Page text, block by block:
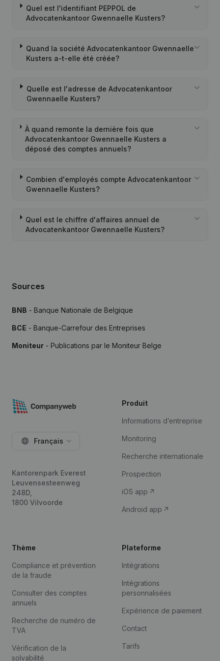
Quel est l'identifiant PEPPOL de
Advocatenkantoor Gwennaelle Kusters?
Quand la société Advocatenkantoor Gwennaelle
Kusters a-t-elle été créée?
Quelle est l'adresse de Advocatenkantoor
Gwennaelle Kusters?
À quand remonte la dernière fois que
Advocatenkantoor Gwennaelle Kusters a
déposé des comptes annuels?
Combien d'employés compte Advocatenkantoor
Gwennaelle Kusters?
Quel est le chiffre d'affaires annuel de
Advocatenkantoor Gwennaelle Kusters?
Sources
BNB - Banque Nationale de Belgique
BCE - Banque-Carrefour des Entreprises
Moniteur - Publications par le Moniteur Belge
Français
Kantorenpark Everest
Leuvensesteenweg
248D,
1800 Vilvoorde
Produit
Informations d’entreprise
Monitoring
Recherche internationale
Prospection
iOS app
Android app
Thème
Compliance et prévention
de la fraude
Consulter des comptes
annuels
Recherche de numéro de
TVA
Vérification de la
solvabilité
Plateforme
Intégrations
Intégrations
personnalisées
Expérience de paiement
Contact
Tarifs